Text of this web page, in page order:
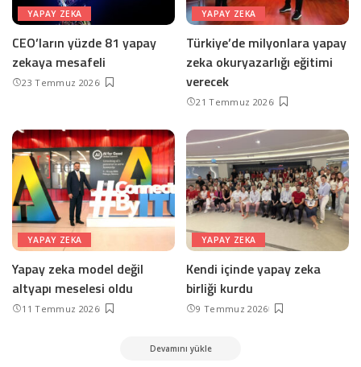
YAPAY ZEKA
CEO’ların yüzde 81 yapay
zekaya mesafeli
23 Temmuz 2026
YAPAY ZEKA
Türkiye’de milyonlara yapay
zeka okuryazarlığı eğitimi
verecek
21 Temmuz 2026
YAPAY ZEKA
Yapay zeka model değil
altyapı meselesi oldu
11 Temmuz 2026
YAPAY ZEKA
Kendi içinde yapay zeka
birliği kurdu
9 Temmuz 2026
Devamını yükle